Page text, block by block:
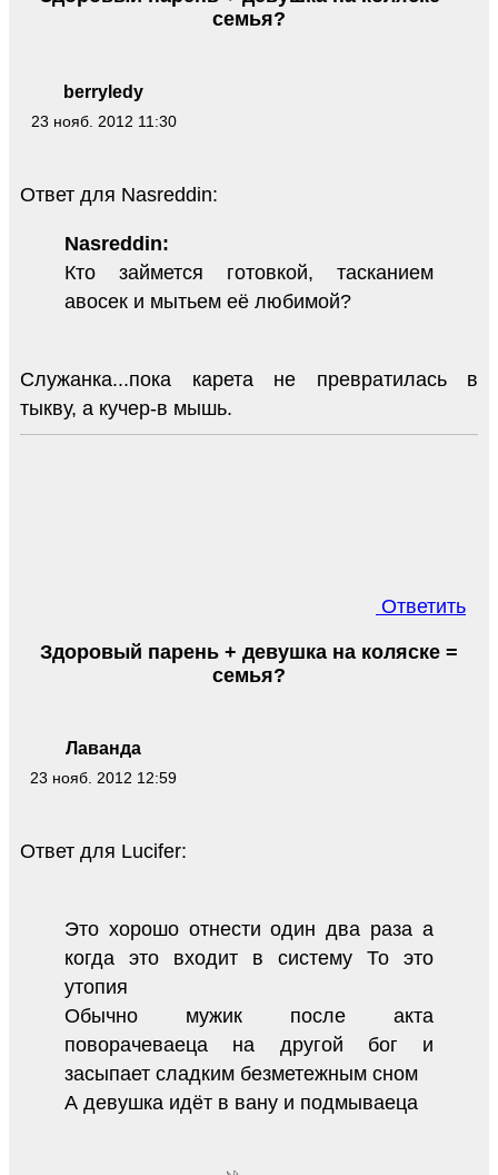
berryledy
23 нояб. 2012 11:30
семья?
Ответ для Nasreddin:
Nasreddin:
Кто займется готовкой, тасканием
авосек и мытьем её любимой?
Служанка...пока карета не превратилась в
тыкву, а кучер-в мышь.
Ответить
Лаванда
23 нояб. 2012 12:59
Здоровый парень + девушка на коляске =
семья?
Ответ для Lucifer:
Это хорошо отнести один два раза а
когда это входит в систему То это
утопия
Обычно мужик после акта
поворачеваеца на другой бог и
засыпает сладким безметежным сном
А девушка идёт в вану и подмываеца